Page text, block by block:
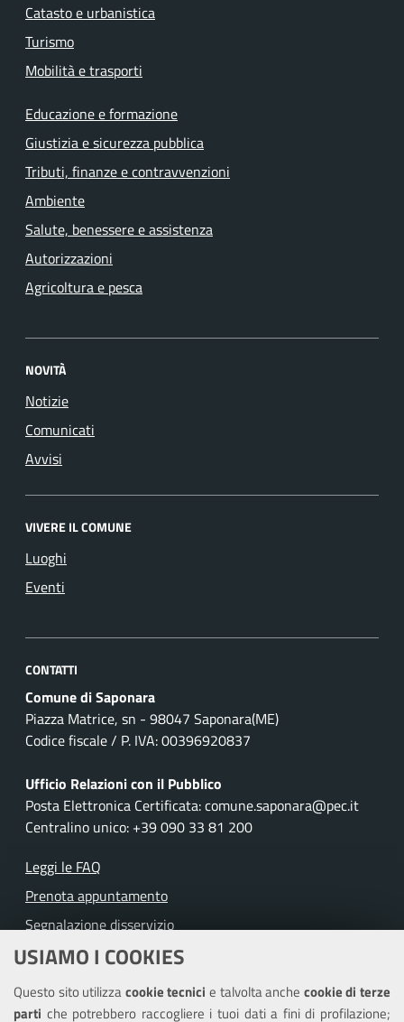
USIAMO I COOKIES
Questo sito utilizzacookie tecnicie talvolta anche cookie di terze
parti che potrebbero raccogliere i tuoi dati a fini di profilazione;
Catasto e urbanistica
Turismo
Mobilità e trasporti
Educazione e formazione
Giustizia e sicurezza pubblica
Tributi, finanze e contravvenzioni
Ambiente
Salute, benessere e assistenza
Autorizzazioni
Agricoltura e pesca
NOVITÀ
Notizie
Comunicati
Avvisi
VIVERE IL COMUNE
Luoghi
Eventi
CONTATTI
Comune di Saponara
Piazza Matrice, sn - 98047 Saponara(ME)
Codice fiscale / P. IVA: 00396920837
Ufficio Relazioni con il Pubblico
Posta Elettronica Certificata: comune.saponara@pec.it
Centralino unico: +39 090 33 81 200
Leggi le FAQ
Prenota appuntamento
Segnalazione disservizio
Richiesta assistenza
Amministrazione trasparente